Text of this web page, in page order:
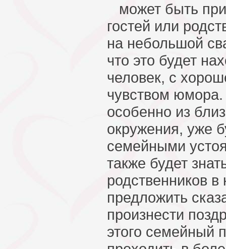
может быть
гостей или
на небольшой
что это будет
человек, с
чувством юмора.
особенно из
окружения, уже
семейными
также будет
родственников
предложить
произнести
этого семейный